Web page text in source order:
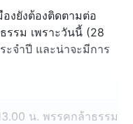
งยังต้องติดตามต่อ
รรม เพราะวันนี้ (28
จำปี และน่าจะมีการ
น. พรรคกล้าธรรม